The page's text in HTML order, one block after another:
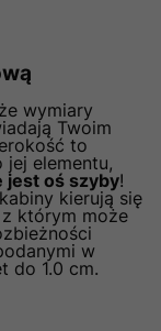
wymiary
Twoim
to
jej elementu,
jest oś szyby!
kierują się
którym może
w
do 1.0 cm.